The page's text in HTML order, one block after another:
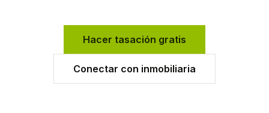
Hacer tasación gratis
Conectar con inmobiliaria